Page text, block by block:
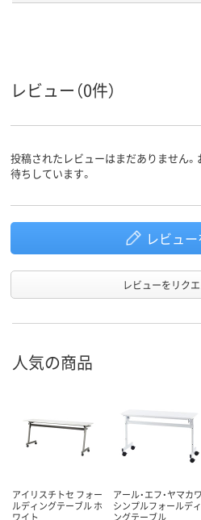
レビュー（0件）
投稿されたレビューはまだありません
待ちしています。
レビュー
レビューをリク
人気の商品
アイリスチトセ フォー
ルディングテーブル ホ
ワイト
アール・エフ・ヤマカワ
シンプルフォールディ
ングテーブル